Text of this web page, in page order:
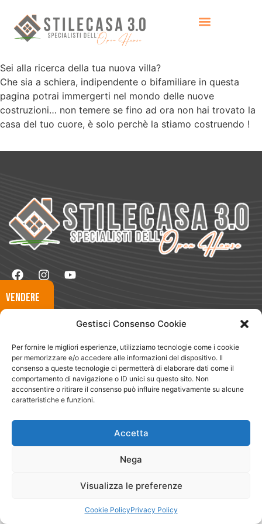
Gestisci Consenso Cookie
Per fornire le migliori esperienze, utilizziamo tecnologie come i cookie
per memorizzare e/o accedere alle informazioni del dispositivo. Il
consenso a queste tecnologie ci permetterà di elaborare dati come il
comportamento di navigazione o ID unici su questo sito. Non
acconsentire o ritirare il consenso può influire negativamente su alcune
caratteristiche e funzioni.
Accetta
Nega
Visualizza le preferenze
Cookie PolicyPrivacy Policy
Sei alla ricerca della tua nuova villa?
Che sia a schiera, indipendente o bifamiliare in questa
pagina potrai immergerti nel mondo delle nuove
costruzioni… non temere se fino ad ora non hai trovato la
casa del tuo cuore, è solo perchè la stiamo costruendo !
VENDERE
COMPRARE
Naviga
Chi Siamo
Blog
Testimonianze
Magazine
Lavora con Noi
App
Segnala
Privacy Policy